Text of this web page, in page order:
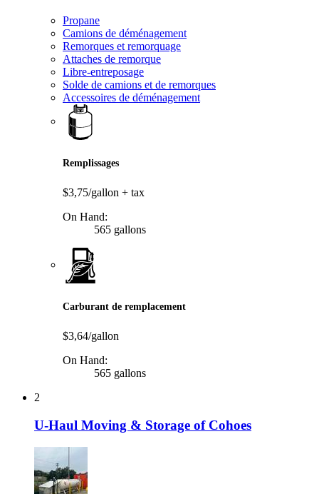
Propane
Camions de déménagement
Remorques et remorquage
Attaches de remorque
Libre-entreposage
Solde de camions et de remorques
Accessoires de déménagement
Remplissages
$3,75/gallon + tax
On Hand:
565 gallons
Carburant de remplacement
$3,64/gallon
On Hand:
565 gallons
2
U-Haul Moving & Storage of Cohoes